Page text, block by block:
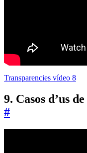
Transparencies vídeo 8
9. Casos d’us
#